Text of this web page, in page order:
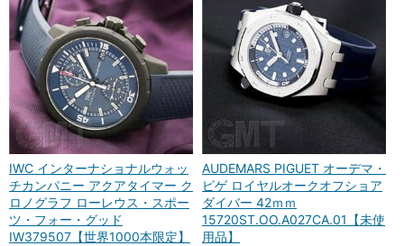
IWC インターナショナルウォッ
チカンパニー アクアタイマー ク
ロノグラフ ローレウス・スポー
ツ・フォー・グッド
IW379507【世界1000本限定】
AUDEMARS PIGUET オーデマ・
ピゲ ロイヤルオークオフショア
ダイバー 42ｍｍ
15720ST.OO.A027CA.01【未使
用品】